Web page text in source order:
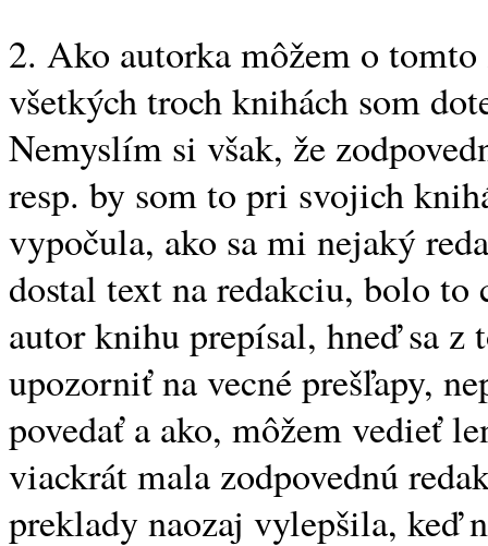
2. Ako autorka môžem o
všetkých troch knihách som
Nemyslím si však, že
resp. by som to pri svojich
vypočula, ako sa mi nejaký
dostal text na redakciu, bolo
autor knihu prepísal, hneď sa z
upozorniť na vecné prešľapy,
povedať a ako, môžem vedieť
viackrát mala zodpovednú
preklady naozaj vylepšila, keď